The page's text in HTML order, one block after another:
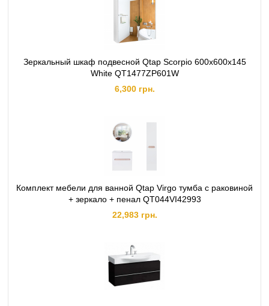
Зеркальный шкаф подвесной Qtap Scorpio 600х600х145
White QT1477ZP601W
6,300 грн.
Комплект мебели для ванной Qtap Virgo тумба с раковиной
+ зеркало + пенал QT044VI42993
22,983 грн.